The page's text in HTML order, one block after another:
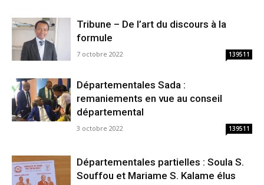
Tribune – De l’art du discours à la
formule
7 octobre 2022 139511
Départementales Sada :
remaniements en vue au conseil
départemental
3 octobre 2022 139511
Départementales partielles : Soula S.
Souffou et Mariame S. Kalame élus